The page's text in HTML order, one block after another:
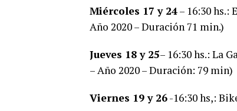
Miércoles 17 y 24– 16:30
Año 2020 – Duración 71 min.)
Jueves 18 y 25– 16:30 hs.: La
– Año 2020 – Duración: 79 min)
Viernes 19 y 26-16:30 hs,: